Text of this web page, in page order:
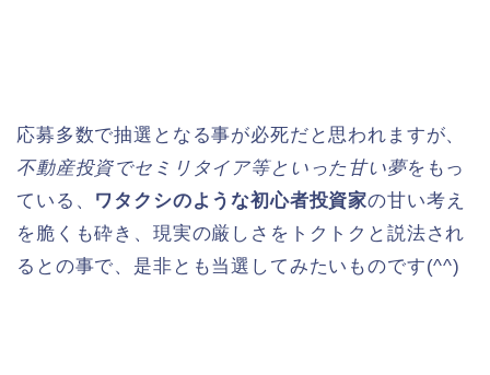
応募多数で抽選となる事が必死だと思われますが、
不動産投資でセミリタイア等といった甘い夢をもっ
ている、 ワタクシのような初心者投資家の甘い考え
を脆くも砕き、現実の厳しさをトクトクと説法され
るとの事で、是非とも当選してみたいものです(^^)